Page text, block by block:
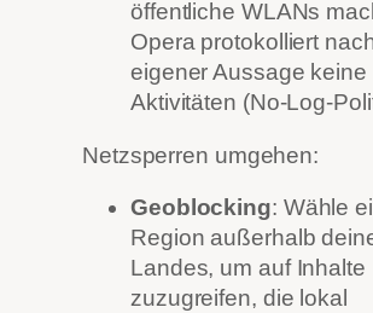
öffentliche WLANs
Opera protokolliert
eigener Aussage keine
Aktivitäten (No-Log-
Netzsperren umgehen:
Geoblocking: Wähle
Region außerhalb
Landes, um auf Inhalte
zuzugreifen, die lokal